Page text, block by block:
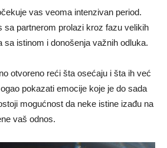
vas veoma intenzivan period.
sa partnerom prolazi kroz fazu velikih
sa istinom i donošenja važnih odluka.
otvoreno reći šta osećaju i šta ih već
pokazati emocije koje je do sada
mogućnost da neke istine izađu na
vaš odnos.